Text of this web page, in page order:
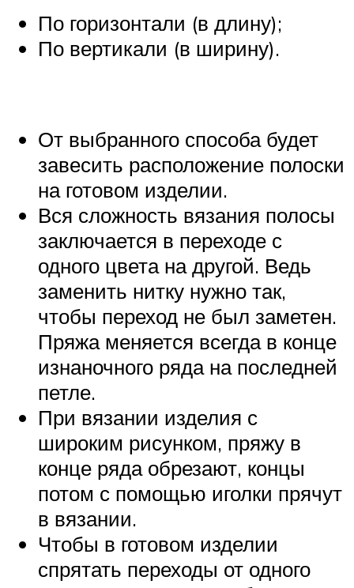
По горизонтали (в длину);
По вертикали (в ширину).
От выбранного способа будет
завесить расположение полоски
на готовом изделии.
Вся сложность вязания полосы
заключается в переходе с
одного цвета на другой. Ведь
заменить нитку нужно так,
чтобы переход не был заметен.
Пряжа меняется всегда в конце
изнаночного ряда на последней
петле.
При вязании изделия с
широким рисунком, пряжу в
конце ряда обрезают, концы
потом с помощью иголки прячут
в вязании.
Чтобы в готовом изделии
спрятать переходы от одного